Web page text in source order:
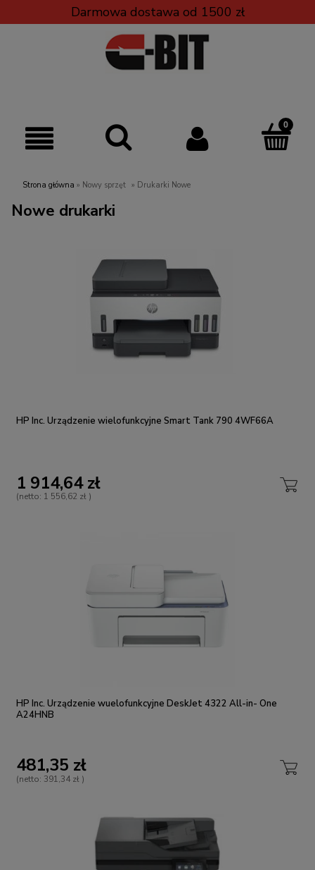
Darmowa dostawa od 1500 zł
Strona główna » Nowy sprzęt » Drukarki Nowe
Nowe drukarki
HP Inc. Urządzenie wielofunkcyjne Smart Tank 790 4WF66A
1 914,64 zł
(netto: 1 556,62 zł )
HP Inc. Urządzenie wuelofunkcyjne DeskJet 4322 All-in- One
A24HNB
481,35 zł
(netto: 391,34 zł )